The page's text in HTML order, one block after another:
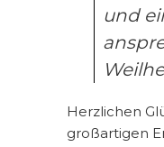
und
Herzlichen
großartigen